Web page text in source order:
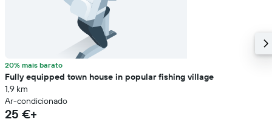
20% mais barato
Fully equipped town house in popular fishing village
1,9 km
Ar-condicionado
25 €+